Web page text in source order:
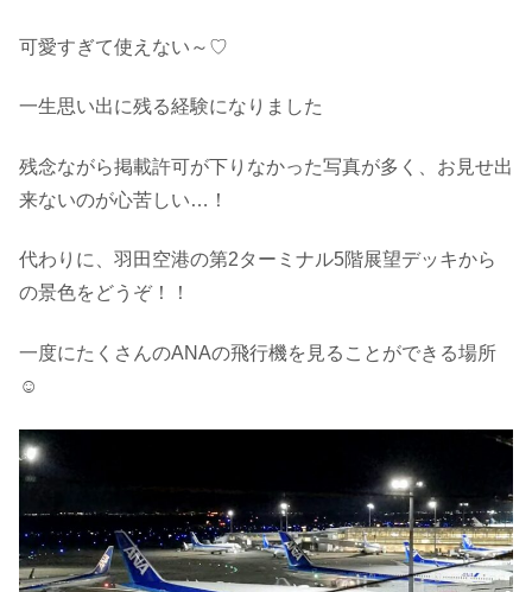
可愛すぎて使えない～♡
一生思い出に残る経験になりました
残念ながら掲載許可が下りなかった写真が多く、お見せ出
来ないのが心苦しい…！
代わりに、羽田空港の第2ターミナル5階展望デッキから
の景色をどうぞ！！
一度にたくさんのANAの飛行機を見ることができる場所
☺